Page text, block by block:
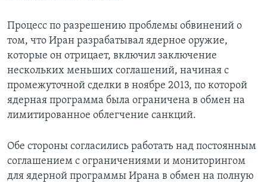
Процесс по разрешению проблемы обвинений о
том, что Иран разрабатывал ядерное оружие,
которые он отрицает, включил заключение
нескольких меньших соглашений, начиная с
промежуточной сделки в ноябре 2013, по которой
ядерная программа была ограничена в обмен на
лимитированное облегчение санкций.
Обе стороны согласились работать над постоянным
соглашением с ограничениями и мониторингом
для ядерной программы Ирана в обмен на полную